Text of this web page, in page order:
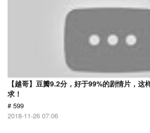
【越哥】豆瓣9.2分，好于99%的剧情片，这
求！
# 599
2018-11-26 07:06